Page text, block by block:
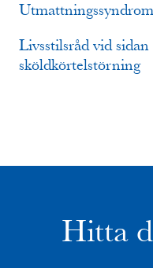
Livsstilsråd vid
sköldkörtelstörning
Hitta